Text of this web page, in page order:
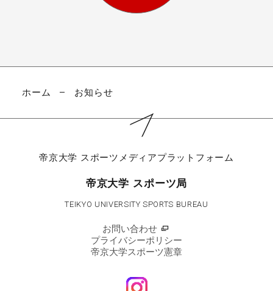
ホーム お知らせ
帝京大学 スポーツメディアプラットフォーム
帝京大学 スポーツ局
TEIKYO UNIVERSITY SPORTS BUREAU
お問い合わせ
プライバシーポリシー
帝京大学スポーツ憲章